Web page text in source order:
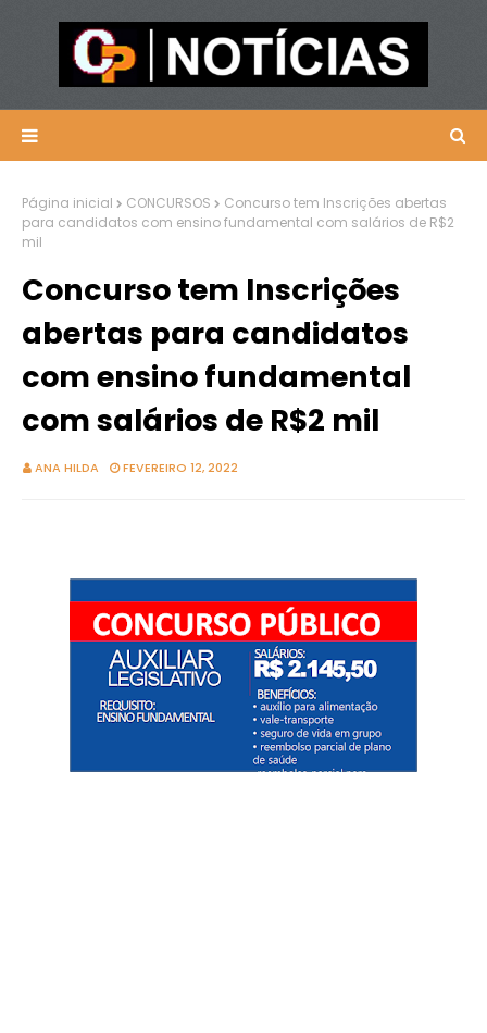
Página inicial CONCURSOS
Concurso tem Inscrições abertas
para candidatos com ensino fundamental com salários de R$2
mil
Concurso tem Inscrições
abertas para candidatos
com ensino fundamental
com salários de R$2 mil
ANA HILDA FEVEREIRO 12, 2022